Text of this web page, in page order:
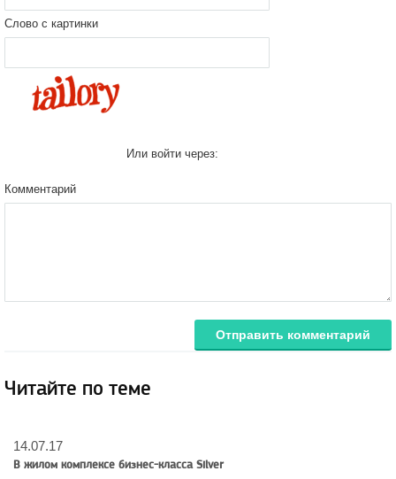
Слово с картинки
Или войти через:
Комментарий
Отправить комментарий
Читайте по теме
14.07.17
В жилом комплексе бизнес-класса Silver